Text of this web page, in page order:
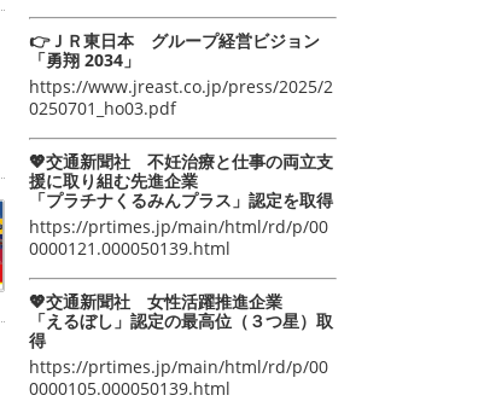
👉ＪＲ東日本 グループ経営ビジョン
「勇翔 2034」
https://www.jreast.co.jp/press/2025/2
0250701_ho03.pdf
💖交通新聞社 不妊治療と仕事の両立支
援に取り組む先進企業
「プラチナくるみんプラス」認定を取得
https://prtimes.jp/main/html/rd/p/00
0000121.000050139.html
💖交通新聞社 女性活躍推進企業
「えるぼし」認定の最高位（３つ星）取
得
https://prtimes.jp/main/html/rd/p/00
0000105.000050139.html